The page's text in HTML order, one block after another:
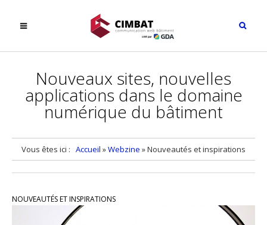
Nouveaux sites, nouvelles
applications dans le domaine
numérique du bâtiment
Vous êtes ici : Accueil »Webzine »Nouveautés et inspirations
NOUVEAUTÉS ET INSPIRATIONS